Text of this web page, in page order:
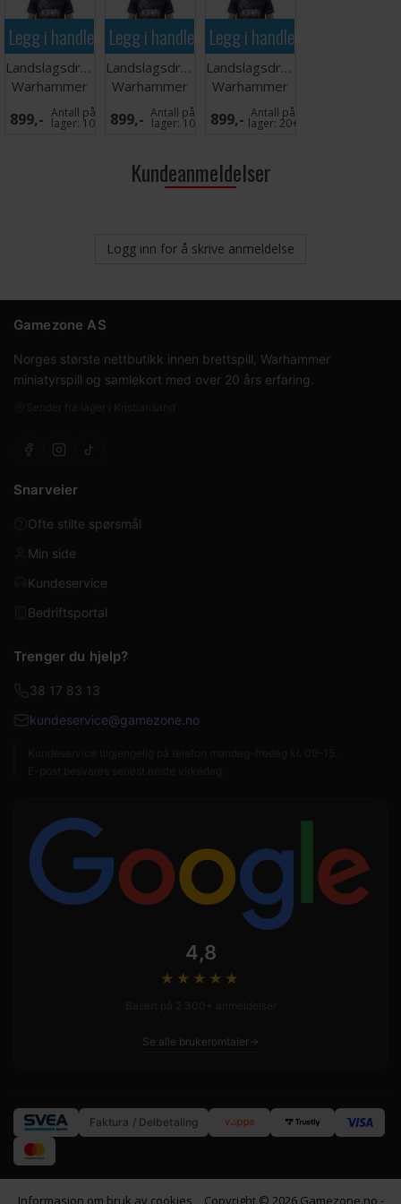
Legg i handlekurven
Landslagsdrakt
Warhammer
2026 Norge L
899,- Antall på
lager: 10
Legg i handlekurven
Landslagsdrakt
Warhammer
2026 Norge
XXL
899,- Antall på
lager: 10
Legg i handlekurven
Landslagsdrakt
Warhammer
2026 Norge
XL
899,- Antall på
lager:20+
Kundeanmeldelser
Logg inn for å skrive anmeldelse
Gamezone AS
Norges største nettbutikk innen brettspill, Warhammer
miniatyrspill og samlekort med over 20 års erfaring.
Snarveier
Ofte stilte spørsmål
Min side
Kundeservice
Bedriftsportal
Trenger du hjelp?
38 17 83 13
kundeservice@gamezone.no
4,8
★★★★ ★
Se alle brukeromtaler
Faktura / Delbetaling
Informasjon om bruk av cookies Copyright © 2026 Gamezone.no -